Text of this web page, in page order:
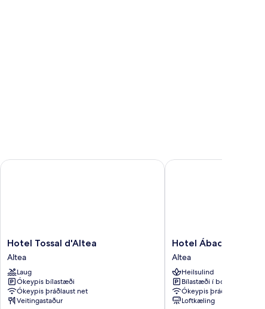
Hotel
Tossal
d'Altea
Altea
Hotel Tossal d'Altea
Altea
Laug
Ókeypis bílastæði
Ókeypis þráðlaust net
Veitingastaður
Hotel Tossal d'Altea
Hotel
Ábaco
Altea
Altea
Hotel Ábaco Altea
Altea
Heilsulind
Bílastæði í boði
Ókeypis þráðlaust net
Loftkæling
Hotel Ábaco Altea